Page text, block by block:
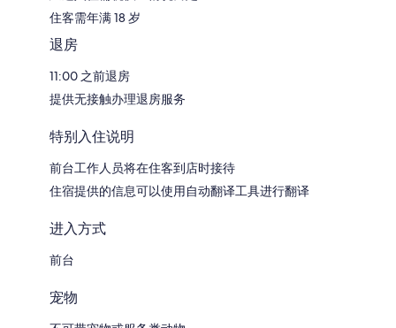
住客需年满 18 岁
退房
11:00 之前退房
提供无接触办理退房服务
特别入住说明
前台工作人员将在住客到店时接待
住宿提供的信息可以使用自动翻译工具进行翻译
进入方式
前台
宠物